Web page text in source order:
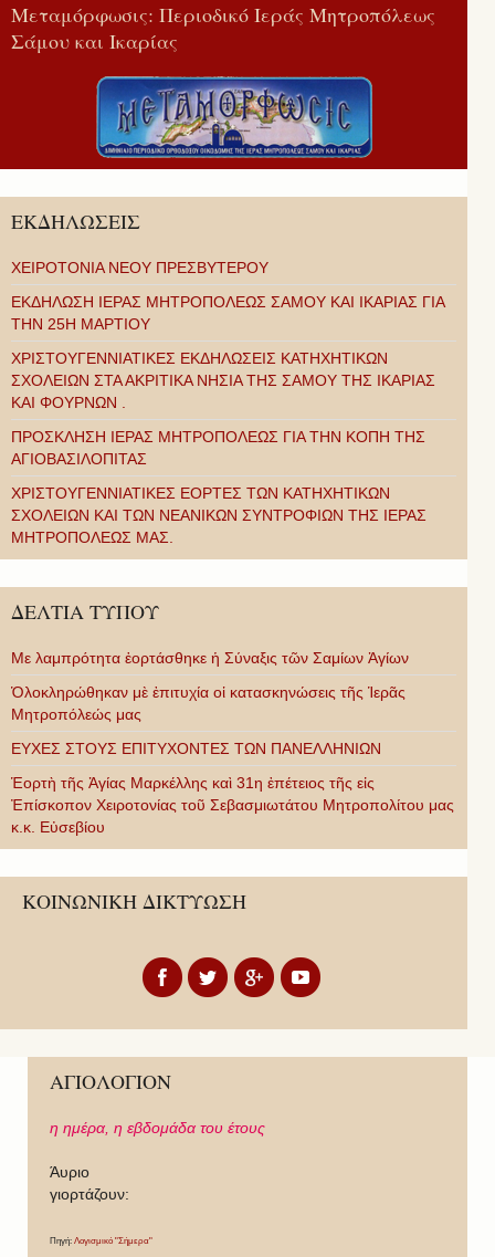
Μεταμόρφωσις: Περιοδικό Ιεράς Μητροπόλεως
Σάμου και Ικαρίας
ΕΚΔΗΛΩΣΕΙΣ
ΧΕΙΡΟΤΟΝΙΑ ΝΕΟΥ ΠΡΕΣΒΥΤΕΡΟΥ
ΕΚΔΗΛΩΣΗ ΙΕΡΑΣ ΜΗΤΡΟΠΟΛΕΩΣ ΣΑΜΟΥ ΚΑΙ ΙΚΑΡΙΑΣ ΓΙΑ
ΤΗΝ 25Η ΜΑΡΤΙΟΥ
ΧΡΙΣΤΟΥΓΕΝΝΙΑΤΙΚΕΣ ΕΚΔΗΛΩΣΕΙΣ ΚΑΤΗΧΗΤΙΚΩΝ
ΣΧΟΛΕΙΩΝ ΣΤΑ ΑΚΡΙΤΙΚΑ ΝΗΣΙΑ ΤΗΣ ΣΑΜΟΥ ΤΗΣ ΙΚΑΡΙΑΣ
ΚΑΙ ΦΟΥΡΝΩΝ .
ΠΡΟΣΚΛΗΣΗ ΙΕΡΑΣ ΜΗΤΡΟΠΟΛΕΩΣ ΓΙΑ ΤΗΝ ΚΟΠΗ ΤΗΣ
ΑΓΙΟΒΑΣΙΛΟΠΙΤΑΣ
ΧΡΙΣΤΟΥΓΕΝΝΙΑΤΙΚΕΣ ΕΟΡΤΕΣ ΤΩΝ ΚΑΤΗΧΗΤΙΚΩΝ
ΣΧΟΛΕΙΩΝ ΚΑΙ ΤΩΝ ΝΕΑΝΙΚΩΝ ΣΥΝΤΡΟΦΙΩΝ ΤΗΣ ΙΕΡΑΣ
ΜΗΤΡΟΠΟΛΕΩΣ ΜΑΣ.
ΔΕΛΤΙΑ ΤΥΠΟΥ
Με λαμπρότητα ἑορτάσθηκε ἡ Σύναξις τῶν Σαμίων Ἁγίων
Ὁλοκληρώθηκαν μὲ ἐπιτυχία οἱ κατασκηνώσεις τῆς Ἱερᾶς
Μητροπόλεώς μας
ΕΥΧΕΣ ΣΤΟΥΣ ΕΠΙΤΥΧΟΝΤΕΣ ΤΩΝ ΠΑΝΕΛΛΗΝΙΩΝ
Ἑορτὴ τῆς Ἁγίας Μαρκέλλης καὶ 31η ἐπέτειος τῆς εἰς
Ἐπίσκοπον Χειροτονίας τοῦ Σεβασμιωτάτου Μητροπολίτου μας
κ.κ. Εὐσεβίου
ΚΟΙΝΩΝΙΚΗ ΔΙΚΤΥΩΣΗ
ΑΓΙΟΛΟΓΙΟΝ
η ημέρα, η εβδομάδα του έτους
Άυριο
γιορτάζουν:
Πηγή: Λογισμικό "Σήμερα"